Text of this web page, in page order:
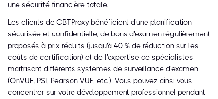
une sécurité financière totale.
Les clients de CBTProxy bénéficient d'une planification
sécurisée et confidentielle, de bons d'examen régulièrement
proposés à prix réduits (jusqu'à 40 % de réduction sur les
coûts de certification) et de l'expertise de spécialistes
maîtrisant différents systèmes de surveillance d'examen
(OnVUE, PSI, Pearson VUE, etc.). Vous pouvez ainsi vous
concentrer sur votre développement professionnel pendant